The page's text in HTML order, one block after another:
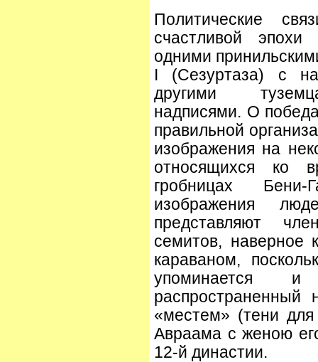
Политические
счастливой эпохи
одними
I (Сезуртаза) с
другими
надписями. О
правильной
изображения на
относящихся ко
гробницах
изображения
представляют
семитов, наверное
караваном,
упоминается
«местем» (тени для
Авраама с женою
12-й династии.